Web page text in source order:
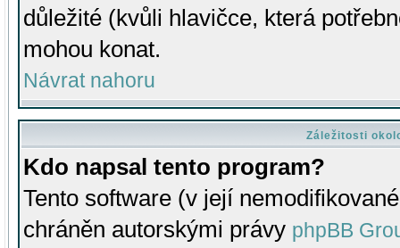
důležité (kvůli hlavičce, která
mohou konat.
Návrat nahoru
Záležitosti
Kdo napsal tento program?
Tento software (v její
chráněn autorskými právy phpBB